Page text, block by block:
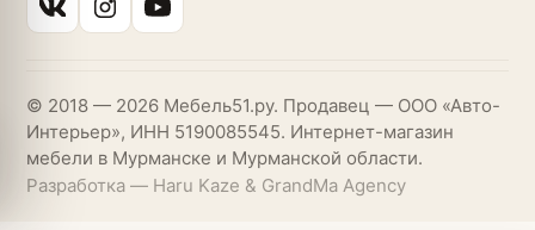
© 2018 — 2026 Мебель51.ру. Продавец — ООО «Авто-
Интерьер», ИНН 5190085545. Интернет-магазин
мебели в Мурманске и Мурманской области.
Разработка — Haru Kaze & GrandMa Agency